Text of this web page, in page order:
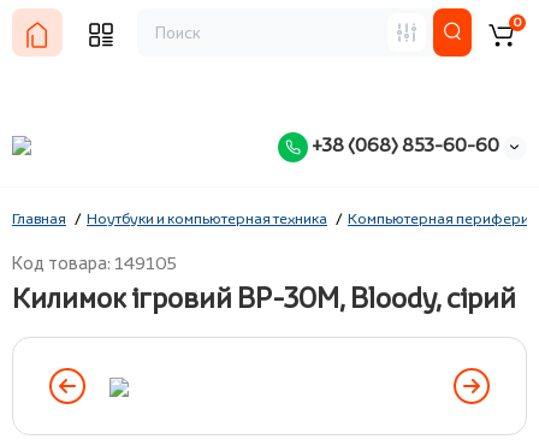
+38 (068) 853-60-60
0
Главная Ноутбуки и компьютерная техника Компьютерная периферия
Код товара: 149105
Килимок ігровий BP-30M, Bloody, сірий